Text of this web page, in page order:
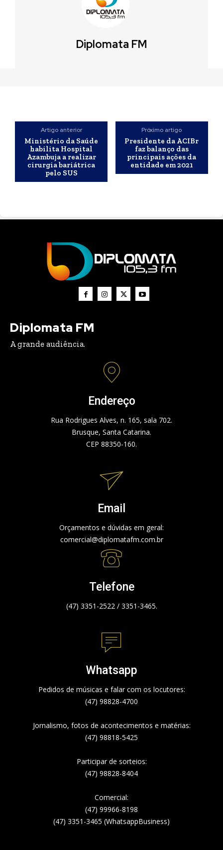
Diplomata FM
Artigo anterior
Ministério da Saúde
habilita Hospital
Azambuja a realizar
cirurgia bariátrica
pelo SUS
Próximo artigo
Presidente da ACIBr
faz balanço das
principais ações da
entidade em 2021
Diplomata FM
A grande audiência.
Endereço
Rua Rodrigues Alves, n. 165, sala 702.
Brusque, Santa Catarina.
CEP 88350-160.
Email
Orçamentos e dúvidas em geral:
comercial@diplomatafm.com.br
Telefone
(47) 3351-2522 / 3351-3465.
Whatsapp
Pedidos de músicas e falar com os locutores:
(47) 98828-4700
Jornalismo, fotos de acontecimentos e matérias:
(47) 98818-5425
Participar de sorteios:
(47) 98828-8404
Comercial:
(47) 99966-8198
(47) 3351-3465 (WhatsappBusiness)